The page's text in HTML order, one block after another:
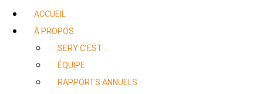
ACCUEIL
À PROPOS
SERY C’EST…
ÉQUIPE
RAPPORTS ANNUELS